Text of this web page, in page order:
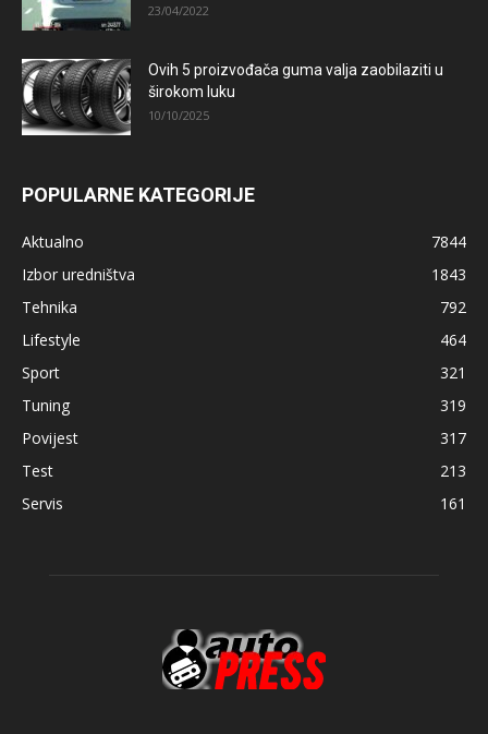
23/04/2022
Ovih 5 proizvođača guma valja zaobilaziti u
širokom luku
10/10/2025
POPULARNE KATEGORIJE
Aktualno
7844
Izbor uredništva
1843
Tehnika
792
Lifestyle
464
Sport
321
Tuning
319
Povijest
317
Test
213
Servis
161